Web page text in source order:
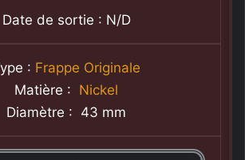
Date de sortie : N/D
: Frappe Originale
Matière : Nickel
Diamètre : 43 mm